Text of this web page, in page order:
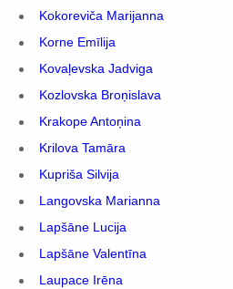
Kokoreviča Marijanna
Korne Emīlija
Kovaļevska Jadviga
Kozlovska Broņislava
Krakope Antoņina
Krilova Tamāra
Kupriša Silvija
Langovska Marianna
Lapšāne Lucija
Lapšāne Valentīna
Laupace Irēna